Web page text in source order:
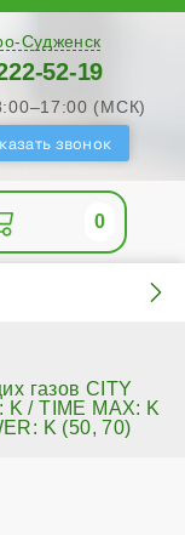
Судженск
52-19
(МСК)
0
газов CITY
K / TIME MAX: K
K (50, 70)